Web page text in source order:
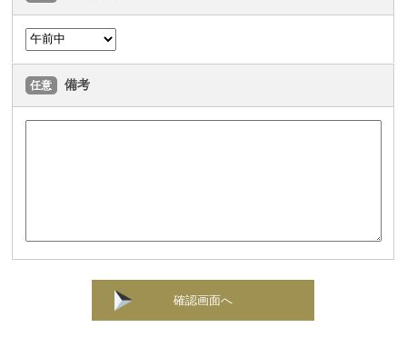
任意 備考
確認画面へ